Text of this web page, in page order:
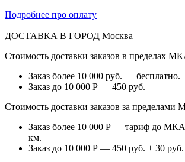
Подробнее про оплату
ДОСТАВКА В ГОРОД Москва
Стоимость доставки заказов в пределах
Заказ более 10 000 руб. — бесплатно.
Заказ до 10 000 Р — 450 руб.
Стоимость доставки заказов за
Заказ более 10 000 Р — тариф до
км.
Заказ до 10 000 Р — 450 руб. + 30 руб.